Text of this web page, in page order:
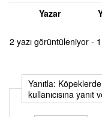
Yazar
2 yazı görüntüleniyor -
Yanıtla:
kullanıcısına yanıt